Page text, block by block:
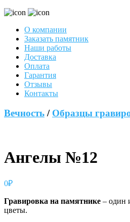
О компании
Заказать памятник
Наши работы
Доставка
Оплата
Гарантия
Отзывы
Контакты
Вечность / Образцы
Ангелы №12
0₽
Гравировка на памятнике – один
цветы.